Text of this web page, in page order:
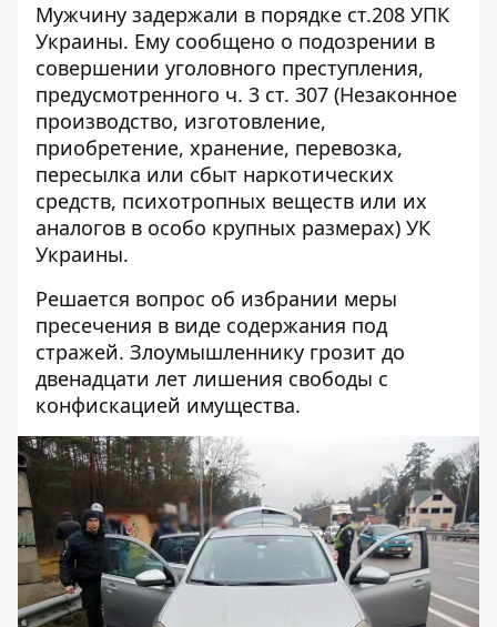
Мужчину задержали в порядке ст.208 УПК
Украины. Ему сообщено о подозрении в
совершении уголовного преступления,
предусмотренного ч. 3 ст. 307 (Незаконное
производство, изготовление,
приобретение, хранение, перевозка,
пересылка или сбыт наркотических
средств, психотропных веществ или их
аналогов в особо крупных размерах) УК
Украины.
Решается вопрос об избрании меры
пресечения в виде содержания под
стражей. Злоумышленнику грозит до
двенадцати лет лишения свободы с
конфискацией имущества.